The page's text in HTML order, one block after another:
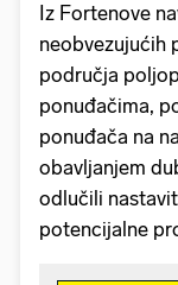
Iz Fortenove
neobvezujućih
područja
ponuđačima,
ponuđača na
obavljanjem
odlučili
potencijalne